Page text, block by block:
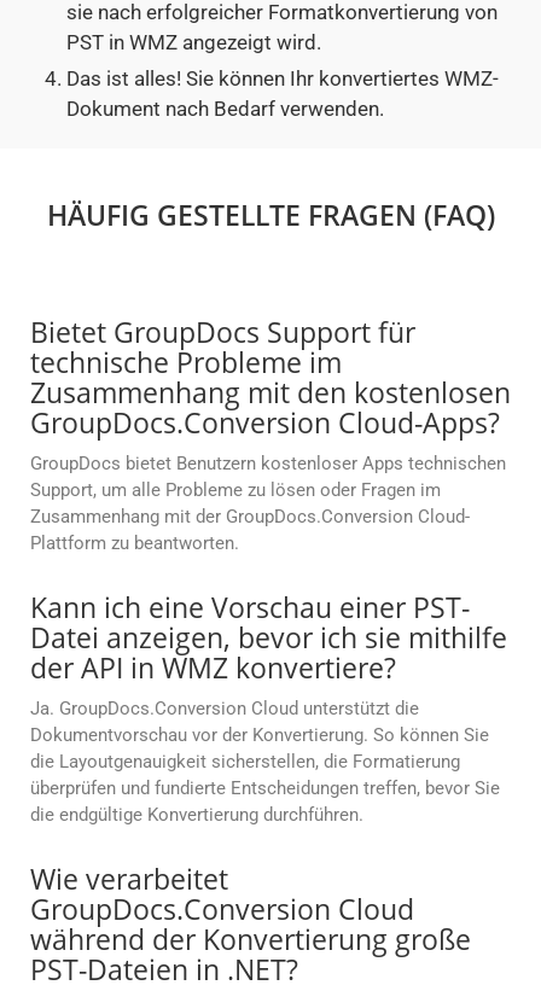
sie nach erfolgreicher Formatkonvertierung von
PST in WMZ angezeigt wird.
Das ist alles! Sie können Ihr konvertiertes WMZ-
Dokument nach Bedarf verwenden.
HÄUFIG GESTELLTE FRAGEN (FAQ)
Bietet GroupDocs Support für
technische Probleme im
Zusammenhang mit den kostenlosen
GroupDocs.Conversion Cloud-Apps?
GroupDocs bietet Benutzern kostenloser Apps technischen
Support, um alle Probleme zu lösen oder Fragen im
Zusammenhang mit der GroupDocs.Conversion Cloud-
Plattform zu beantworten.
Kann ich eine Vorschau einer PST-
Datei anzeigen, bevor ich sie mithilfe
der API in WMZ konvertiere?
Ja. GroupDocs.Conversion Cloud unterstützt die
Dokumentvorschau vor der Konvertierung. So können Sie
die Layoutgenauigkeit sicherstellen, die Formatierung
überprüfen und fundierte Entscheidungen treffen, bevor Sie
die endgültige Konvertierung durchführen.
Wie verarbeitet
GroupDocs.Conversion Cloud
während der Konvertierung große
PST-Dateien in .NET?